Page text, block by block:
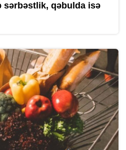
sərbəstlik, qəbulda isə